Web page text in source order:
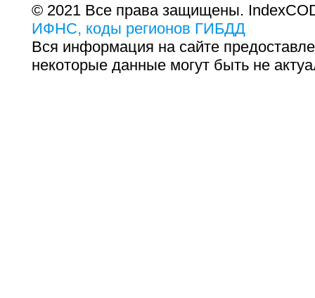
© 2021 Все права защищены.
ИФНС, коды регионов ГИБДД
Вся информация на сайте
некоторые данные могут быть не